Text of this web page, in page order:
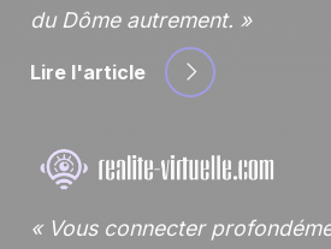
du Dôme autrement.
Lire l'article
Vous connecter